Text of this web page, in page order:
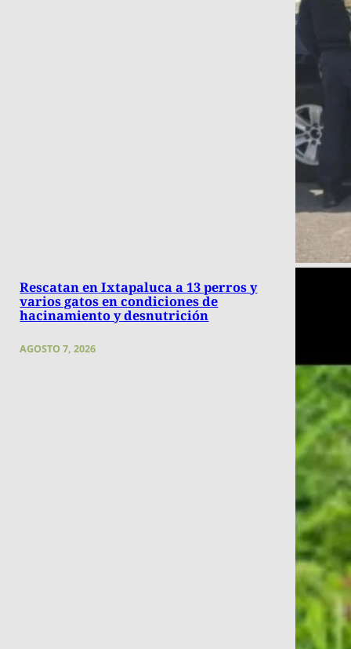
Rescatan en Ixtapaluca a 13 perros y
varios gatos en condiciones de
hacinamiento y desnutrición
AGOSTO 7, 2026